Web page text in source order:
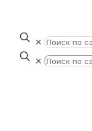
✕
✕